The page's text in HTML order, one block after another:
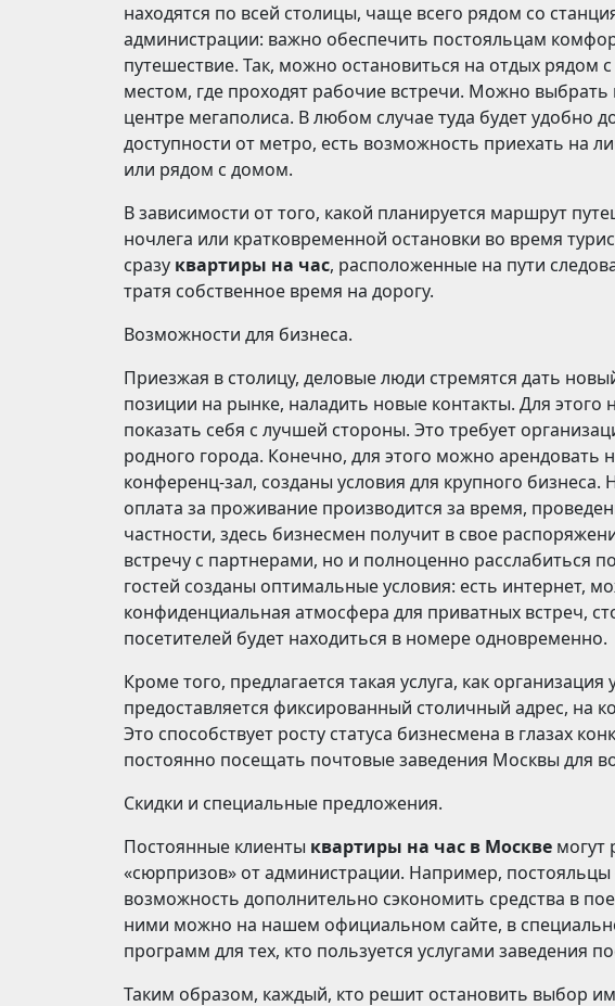
находятся по всей столицы, чаще всего рядом со
администрации: важно обеспечить постояльцам
путешествие. Так, можно остановиться на отдых
местом, где проходят рабочие встречи. Можно
центре мегаполиса. В любом случае туда будет удобно
доступности от метро, есть возможность приехать на
или рядом с домом.
В зависимости от того, какой планируется маршрут
ночлега или кратковременной остановки во время
сразу квартиры на час, расположенные на пути
тратя собственное время на дорогу.
Возможности для бизнеса.
Приезжая в столицу, деловые люди стремятся дать
позиции на рынке, наладить новые контакты. Для
показать себя с лучшей стороны. Это требует
родного города. Конечно, для этого можно
конференц-зал, созданы условия для крупного бизнеса.
оплата за проживание производится за время,
частности, здесь бизнесмен получит в свое
встречу с партнерами, но и полноценно расслабиться
гостей созданы оптимальные условия: есть интернет,
конфиденциальная атмосфера для приватных встреч,
посетителей будет находиться в номере одновременно.
Кроме того, предлагается такая услуга, как
предоставляется фиксированный столичный адрес, на
Это способствует росту статуса бизнесмена в глазах
постоянно посещать почтовые заведения Москвы для
Скидки и специальные предложения.
Постоянные клиенты квартиры на час в Москве могут
«сюрпризов» от администрации. Например,
возможность дополнительно сэкономить средства в
ними можно на нашем официальном сайте, в
программ для тех, кто пользуется услугами заведения
Таким образом, каждый, кто решит остановить выбор